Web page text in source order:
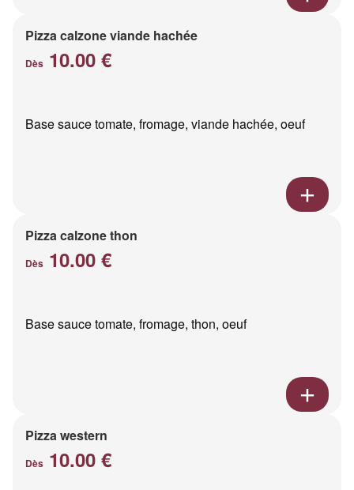
Pizza calzone viande hachée
Dès 10.00 €
Base sauce tomate, fromage, viande hachée, oeuf
Pizza calzone thon
Dès 10.00 €
Base sauce tomate, fromage, thon, oeuf
Pizza western
Dès 10.00 €